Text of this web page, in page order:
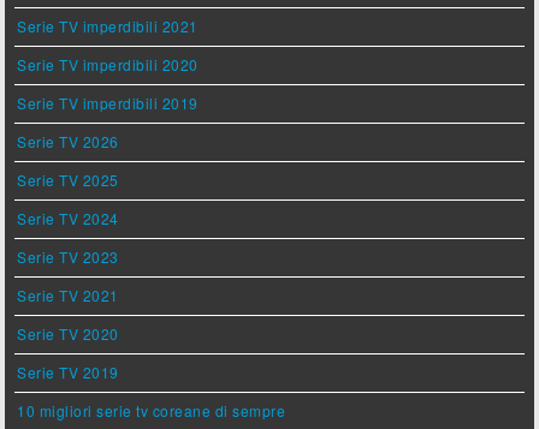
Serie TV imperdibili 2021
Serie TV imperdibili 2020
Serie TV imperdibili 2019
Serie TV 2026
Serie TV 2025
Serie TV 2024
Serie TV 2023
Serie TV 2021
Serie TV 2020
Serie TV 2019
10 migliori serie tv coreane di sempre